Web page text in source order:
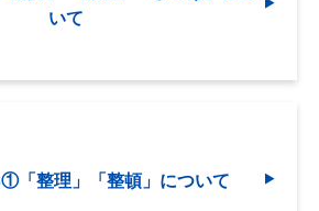
いて
「整理」「整頓」について